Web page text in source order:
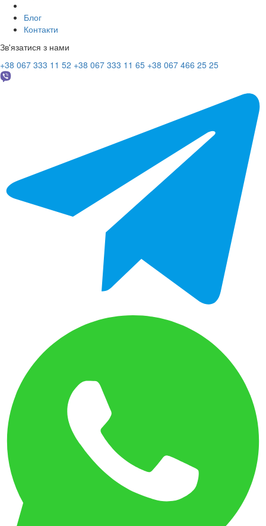
Блог
Контакти
Зв'язатися з нами
+38 067 333 11 52 +38 067 333 11 65 +38 067 466 25 25